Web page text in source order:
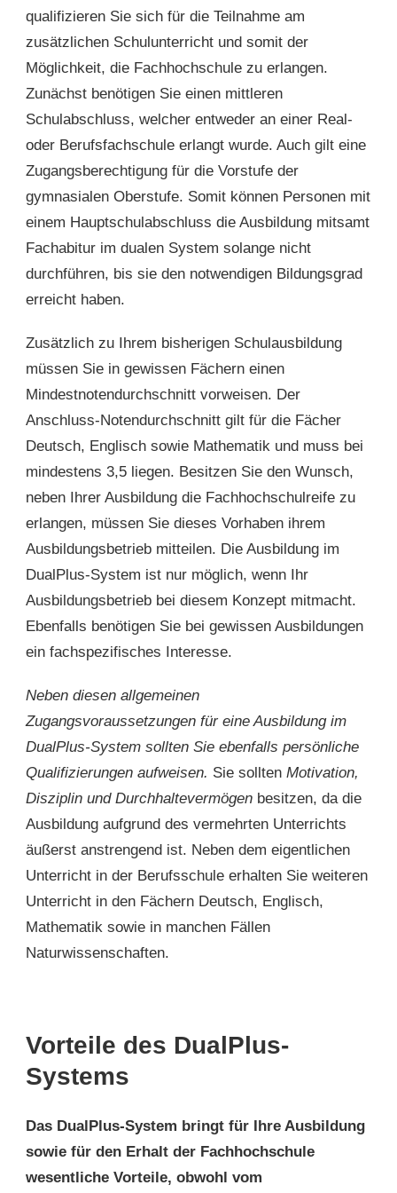
qualifizieren Sie sich für die Teilnahme am
zusätzlichen Schulunterricht und somit der
Möglichkeit, die Fachhochschule zu erlangen.
Zunächst benötigen Sie einen mittleren
Schulabschluss, welcher entweder an einer Real-
oder Berufsfachschule erlangt wurde. Auch gilt eine
Zugangsberechtigung für die Vorstufe der
gymnasialen Oberstufe. Somit können Personen mit
einem Hauptschulabschluss die Ausbildung mitsamt
Fachabitur im dualen System solange nicht
durchführen, bis sie den notwendigen Bildungsgrad
erreicht haben.
Zusätzlich zu Ihrem bisherigen Schulausbildung
müssen Sie in gewissen Fächern einen
Mindestnotendurchschnitt vorweisen. Der
Anschluss-Notendurchschnitt gilt für die Fächer
Deutsch, Englisch sowie Mathematik und muss bei
mindestens 3,5 liegen. Besitzen Sie den Wunsch,
neben Ihrer Ausbildung die Fachhochschulreife zu
erlangen, müssen Sie dieses Vorhaben ihrem
Ausbildungsbetrieb mitteilen. Die Ausbildung im
DualPlus-System ist nur möglich, wenn Ihr
Ausbildungsbetrieb bei diesem Konzept mitmacht.
Ebenfalls benötigen Sie bei gewissen Ausbildungen
ein fachspezifisches Interesse.
Neben diesen allgemeinen
Zugangsvoraussetzungen für eine Ausbildung im
DualPlus-System sollten Sie ebenfalls persönliche
Qualifizierungen aufweisen. Sie sollten Motivation,
Disziplin und Durchhaltevermögen besitzen, da die
Ausbildung aufgrund des vermehrten Unterrichts
äußerst anstrengend ist. Neben dem eigentlichen
Unterricht in der Berufsschule erhalten Sie weiteren
Unterricht in den Fächern Deutsch, Englisch,
Mathematik sowie in manchen Fällen
Naturwissenschaften.
Vorteile des DualPlus-
Systems
Das DualPlus-System bringt für Ihre Ausbildung
sowie für den Erhalt der Fachhochschule
wesentliche Vorteile, obwohl vom